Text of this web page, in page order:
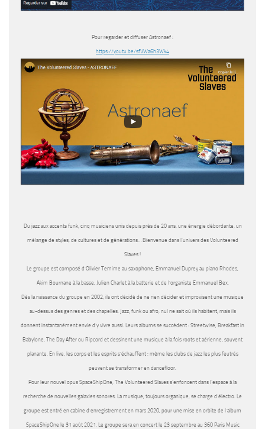
Pour regarder et diffuser Astronaef :
https://youtu.be/sfVWa6h3Wk4
Du jazz aux accents funk, cinq musiciens unis depuis près de 20 ans, une énergie débordante, un
mélange de styles, de cultures et de générations… Bienvenue dans l’univers des Volunteered
Slaves !
Le groupe est composé d’Olivier Temime au saxophone, Emmanuel Duprey au piano Rhodes,
Akim Bournane à la basse, Julien Charlet à la batterie et de l’organiste Emmanuel Bex.
Dès la naissance du groupe en 2002, ils ont décidé de ne rien décider et improvisent une musique
au-dessus des genres et des chapelles. Jazz, funk ou afro, nul ne sait où ils habitent, mais ils
donnent instantanément envie d’y vivre aussi. Leurs albums se succèdent : Streetwise, Breakfast in
Babylone, The Day After ou Ripcord et dessinent une musique à la fois roots et aérienne, souvent
planante. En live, les corps et les esprits s’échauffent : même les clubs de jazz les plus feutrés
peuvent se transformer en dancefloor.
Pour leur nouvel opus SpaceShipOne, The Volunteered Slaves s’enfoncent dans l’espace à la
recherche de nouvelles galaxies sonores. La musique, toujours organique, se charge d’électro. Le
groupe est entré en cabine d’enregistrement en mars 2020, pour une mise en orbite de l’album
SpaceShipOne le 31 août 2021. Le groupe sera en concert le 23 septembre au 360 Paris Music